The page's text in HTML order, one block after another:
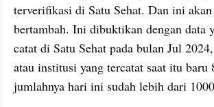
terverifikasi di Satu Sehat. Dan ini
bertambah. Ini dibuktikan dengan data
catat di Satu Sehat pada bulan Jul
atau institusi yang tercatat saat itu
jumlahnya hari ini sudah lebih dari